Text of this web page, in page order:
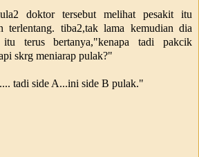
doktor tersebut melihat pesakit itu
terlentang. tiba2,tak lama kemudian dia
itu terus bertanya,"kenapa tadi pakcik
skrg meniarap pulak?"
tadi side A...ini side B pulak."